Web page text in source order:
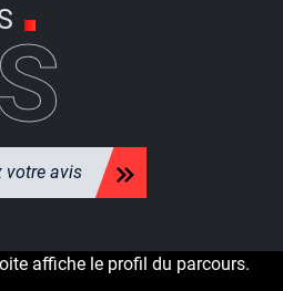
votre avis
affiche le profil du parcours.